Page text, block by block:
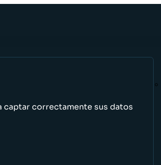
captar correctamente sus datos